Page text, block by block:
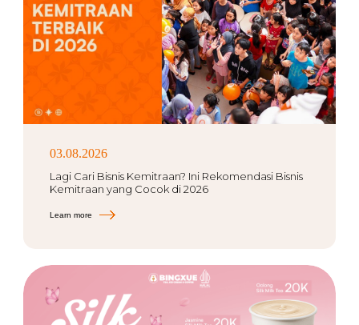
03.08.2026
Lagi Cari Bisnis Kemitraan? Ini Rekomendasi Bisnis
Kemitraan yang Cocok di 2026
Learn more